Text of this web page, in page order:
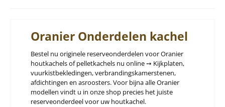
Oranier Onderdelen kachel
Bestel nu originele reserveonderdelen voor Oranier
houtkachels of pelletkachels nu online ➙ Kijkplaten,
vuurkistbekledingen, verbrandingskamerstenen,
afdichtingen en asroosters. Voor bijna alle Oranier
modellen vindt u in onze shop precies het juiste
reserveonderdeel voor uw houtkachel.